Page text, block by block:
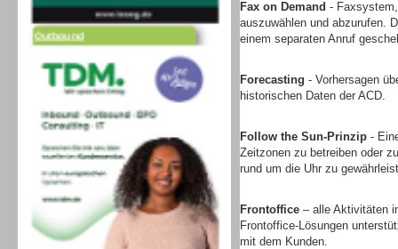
Outbound
Fax on Demand -
auszuwählen und abzurufen.
einem separaten Anruf
Forecasting - Vorhersagen
historischen Daten der ACD.
Follow the Sun-Prinzip -
Zeitzonen zu betreiben oder
rund um die Uhr zu
Frontoffice – alle Aktivitäten
Frontoffice-Lösungen
mit dem Kunden.